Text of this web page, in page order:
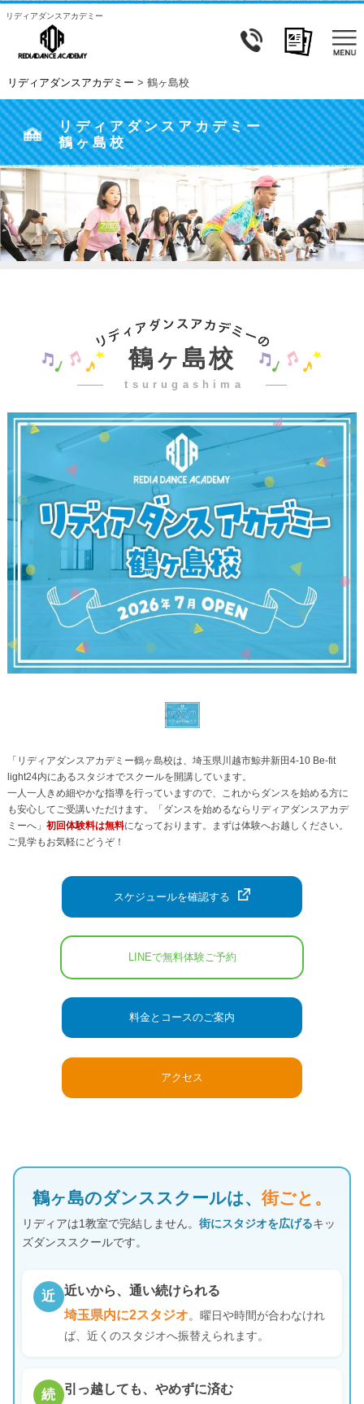
リディアダンスアカデミー
リディアダンスアカデミー > 鶴ヶ島校
リディアダンスアカデミー
鶴ヶ島校
鶴ヶ島校
tsurugashima
「リディアダンスアカデミー鶴ヶ島校は、埼玉県川越市鯨井新田4-10 Be-fit
light24内にあるスタジオでスクールを開講しています。
一人一人きめ細やかな指導を行っていますので、これからダンスを始める方に
も安心してご受講いただけます。「ダンスを始めるならリディアダンスアカデ
ミーへ」 初回体験料は無料になっております。まずは体験へお越しください。
ご見学もお気軽にどうぞ！
スケジュールを確認する
LINEで無料体験ご予約
料金とコースのご案内
アクセス
鶴ヶ島のダンススクールは、 街ごと。
リディアは1教室で完結しません。 街にスタジオを広げるキッ
ズダンススクールです。
近
近いから、通い続けられる
埼玉県内に2スタジオ。曜日や時間が合わなけれ
ば、近くのスタジオへ振替えられます。
続
引っ越しても、やめずに済む